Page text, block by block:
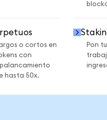
o cortos en
con
hasta 50x.
Pon